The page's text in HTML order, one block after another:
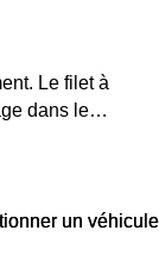
Le filet à
dans le
un véhicule
un véhicule